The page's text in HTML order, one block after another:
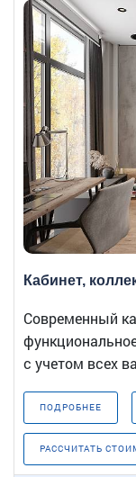
Кабинет,
Современный
с учетом всех
ПОДРОБНЕЕ
РАССЧИТАТЬ